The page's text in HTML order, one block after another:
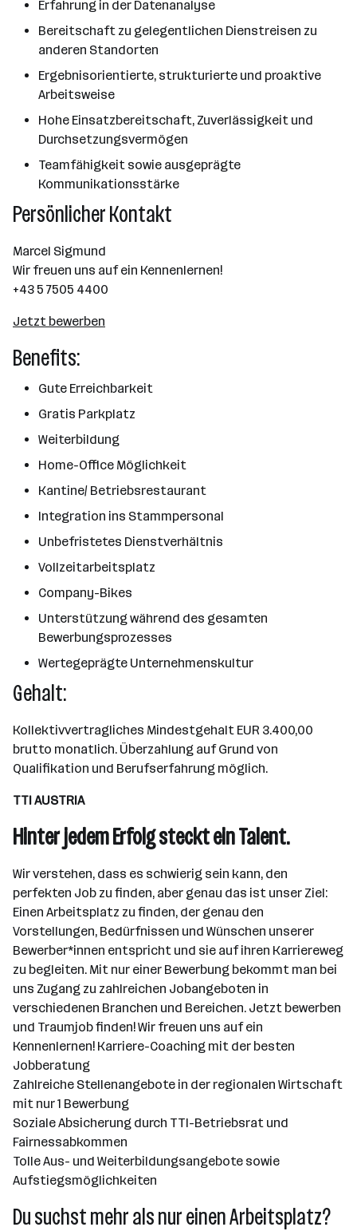
Erfahrung in der Datenanalyse
Bereitschaft zu gelegentlichen Dienstreisen zu
anderen Standorten
Ergebnisorientierte, strukturierte und proaktive
Arbeitsweise
Hohe Einsatzbereitschaft, Zuverlässigkeit und
Durchsetzungsvermögen ​
Teamfähigkeit sowie ausgeprägte
Kommunikationsstärke
Persönlicher Kontakt
Marcel Sigmund
Wir freuen uns auf ein Kennenlernen!
+43 5 7505 4400
Jetzt bewerben
Benefits:
Gute Erreichbarkeit
Gratis Parkplatz
Weiterbildung
Home-Office Möglichkeit
Kantine/ Betriebsrestaurant
Integration ins Stammpersonal
Unbefristetes Dienstverhältnis
Vollzeitarbeitsplatz
Company-Bikes
Unterstützung während des gesamten
Bewerbungsprozesses
Wertegeprägte Unternehmenskultur
Gehalt:
Kollektivvertragliches Mindestgehalt EUR 3.400,00
brutto monatlich. Überzahlung auf Grund von
Qualifikation und Berufserfahrung möglich.
TTI AUSTRIA
Hinter jedem Erfolg steckt ein Talent.
Wir verstehen, dass es schwierig sein kann, den
perfekten Job zu finden, aber genau das ist unser Ziel:
Einen Arbeitsplatz zu finden, der genau den
Vorstellungen, Bedürfnissen und Wünschen unserer
Bewerber*innen entspricht und sie auf ihren Karriereweg
zu begleiten. Mit nur einer Bewerbung bekommt man bei
uns Zugang zu zahlreichen Jobangeboten in
verschiedenen Branchen und Bereichen. Jetzt bewerben
und Traumjob finden! Wir freuen uns auf ein
Kennenlernen! Karriere-Coaching mit der besten
Jobberatung
Zahlreiche Stellenangebote in der regionalen Wirtschaft
mit nur 1 Bewerbung
Soziale Absicherung durch TTI-Betriebsrat und
Fairnessabkommen
Tolle Aus- und Weiterbildungsangebote sowie
Aufstiegsmöglichkeiten
Du suchst mehr als nur einen Arbeitsplatz?